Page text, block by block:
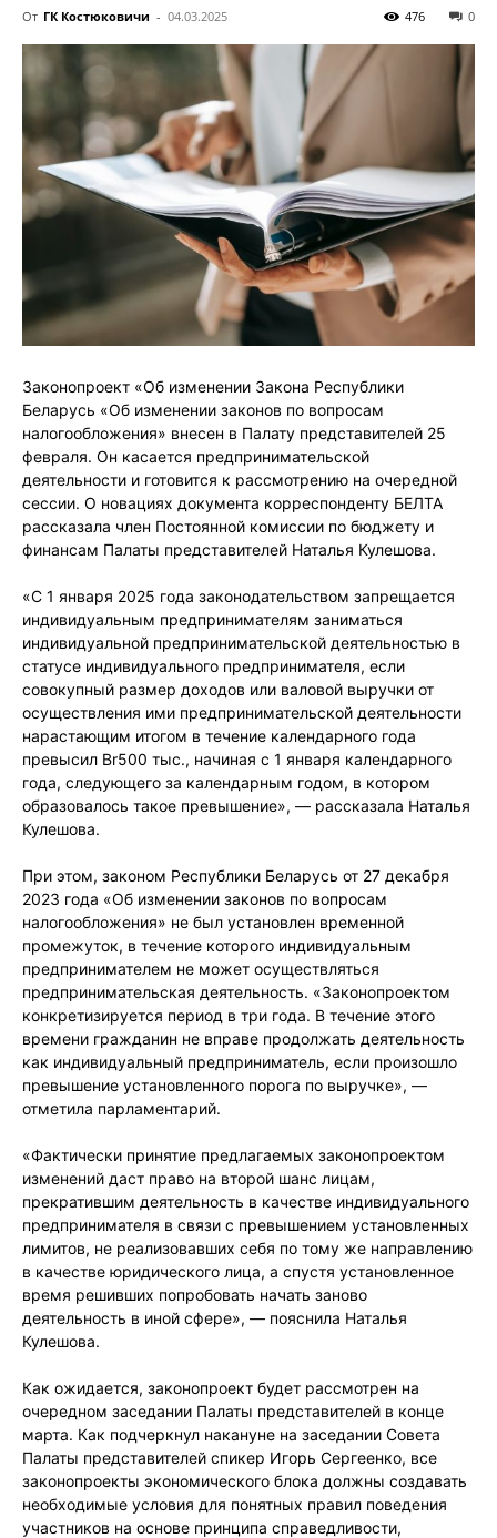
От ГК Костюковичи - 04.03.2025 0
476
Законопроект «Об изменении Закона Республики
Беларусь «Об изменении законов по вопросам
налогообложения» внесен в Палату представителей 25
февраля. Он касается предпринимательской
деятельности и готовится к рассмотрению на очередной
сессии. О новациях документа корреспонденту БЕЛТА
рассказала член Постоянной комиссии по бюджету и
финансам Палаты представителей Наталья Кулешова.
«С 1 января 2025 года законодательством запрещается
индивидуальным предпринимателям заниматься
индивидуальной предпринимательской деятельностью в
статусе индивидуального предпринимателя, если
совокупный размер доходов или валовой выручки от
осуществления ими предпринимательской деятельности
нарастающим итогом в течение календарного года
превысил Br500 тыс., начиная с 1 января календарного
года, следующего за календарным годом, в котором
образовалось такое превышение», — рассказала Наталья
Кулешова.
При этом, законом Республики Беларусь от 27 декабря
2023 года «Об изменении законов по вопросам
налогообложения» не был установлен временной
промежуток, в течение которого индивидуальным
предпринимателем не может осуществляться
предпринимательская деятельность. «Законопроектом
конкретизируется период в три года. В течение этого
времени гражданин не вправе продолжать деятельность
как индивидуальный предприниматель, если произошло
превышение установленного порога по выручке», —
отметила парламентарий.
«Фактически принятие предлагаемых законопроектом
изменений даст право на второй шанс лицам,
прекратившим деятельность в качестве индивидуального
предпринимателя в связи с превышением установленных
лимитов, не реализовавших себя по тому же направлению
в качестве юридического лица, а спустя установленное
время решивших попробовать начать заново
деятельность в иной сфере», — пояснила Наталья
Кулешова.
Как ожидается, законопроект будет рассмотрен на
очередном заседании Палаты представителей в конце
марта. Как подчеркнул накануне на заседании Совета
Палаты представителей спикер Игорь Сергеенко, все
законопроекты экономического блока должны создавать
необходимые условия для понятных правил поведения
участников на основе принципа справедливости,